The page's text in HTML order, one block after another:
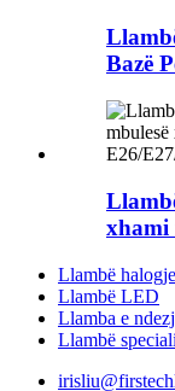
Bazë
xhami
Llambë
Llambë LED
Llamba e
Llambë